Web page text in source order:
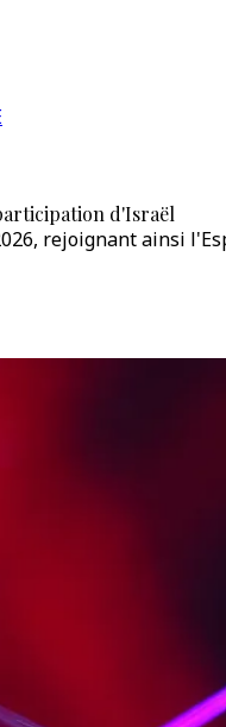
d'Israël
rejoignant ainsi